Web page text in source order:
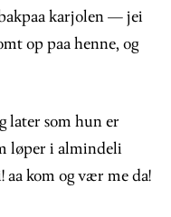
karjolen — jei
op paa henne, og
later som hun er
løper i almindeli
kom og vær me da!